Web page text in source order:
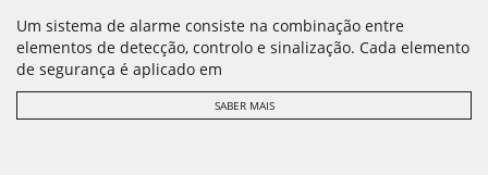
Um sistema de alarme consiste na combinação entre
elementos de detecção, controlo e sinalização. Cada elemento
de segurança é aplicado em
SABER MAIS